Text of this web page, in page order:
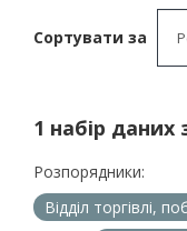
Сортувати за
1 набір даних
Розпорядники:
Відділ торгівлі,